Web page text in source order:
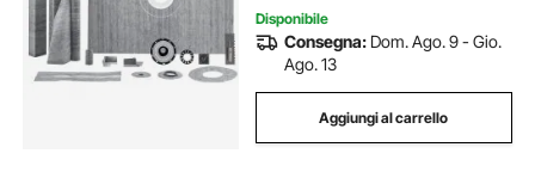
Disponibile
Consegna: Dom. Ago. 9 - Gio.
Ago. 13
Aggiungi al carrello